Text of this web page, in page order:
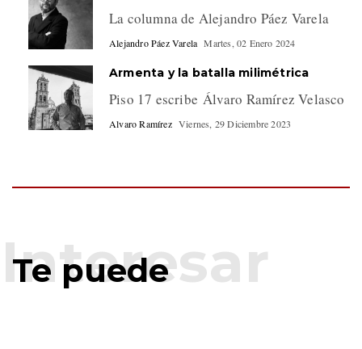
La columna de Alejandro Páez Varela
Alejandro Páez Varela Martes, 02 Enero 2024
Armenta y la batalla milimétrica
Piso 17 escribe Álvaro Ramírez Velasco
Alvaro Ramírez Viernes, 29 Diciembre 2023
Te puede